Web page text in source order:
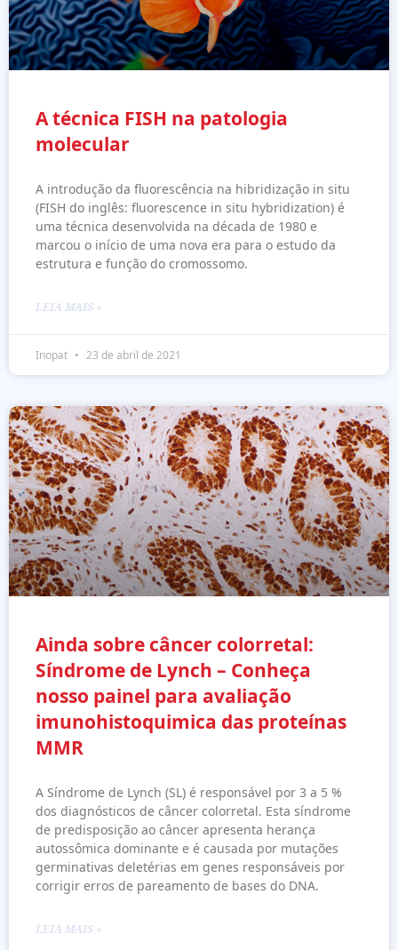
A técnica FISH na patologia
molecular
A introdução da fluorescência na hibridização in situ
(FISH do inglês: fluorescence in situ hybridization) é
uma técnica desenvolvida na década de 1980 e
marcou o início de uma nova era para o estudo da
estrutura e função do cromossomo.
LEIA MAIS »
Inopat 23 de abril de 2021
Ainda sobre câncer colorretal:
Síndrome de Lynch – Conheça
nosso painel para avaliação
imunohistoquimica das proteínas
MMR
A Síndrome de Lynch (SL) é responsável por 3 a 5 %
dos diagnósticos de câncer colorretal. Esta síndrome
de predisposição ao câncer apresenta herança
autossômica dominante e é causada por mutações
germinativas deletérias em genes responsáveis por
corrigir erros de pareamento de bases do DNA.
LEIA MAIS »